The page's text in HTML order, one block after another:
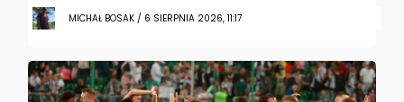
MICHAŁ BOSAK / 6 SIERPNIA 2026, 11:17